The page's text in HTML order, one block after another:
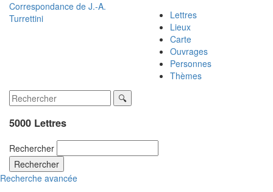
Correspondance de J.-A.
Turrettini
Lettres
Lieux
Carte
Ouvrages
Personnes
Thèmes
5000 Lettres
Rechercher
Rechercher
Recherche avancée